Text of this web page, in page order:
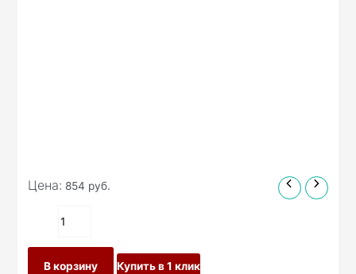
Цена: 854 руб.
В корзину Купить в 1 клик